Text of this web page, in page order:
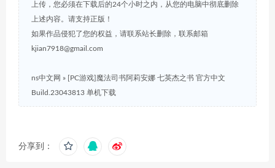
上传，您必须在下载后的24个小时之内，从您的电脑中彻底删除
上述内容。请支持正版！
如果作品侵犯了您的权益，请联系站长删除，联系邮箱
kjian7918@gmail.com
ns中文网 » [PC游戏]魔法司书阿莉安娜 七英杰之书 官方中文
Build.23043813 单机下载
分享到：